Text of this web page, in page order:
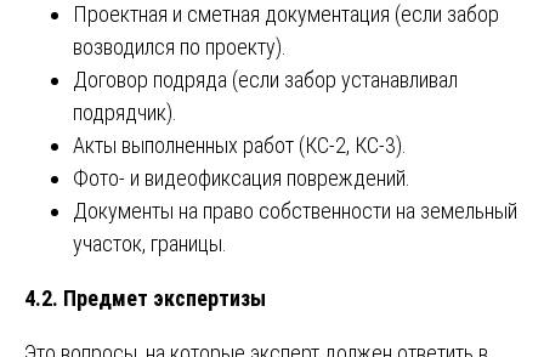
Проектная и сметная документация (если забор
возводился по проекту).
Договор подряда (если забор устанавливал
подрядчик).
Акты выполненных работ (КС-2, КС-3).
Фото- и видеофиксация повреждений.
Документы на право собственности на земельный
участок, границы.
4.2. Предмет экспертизы